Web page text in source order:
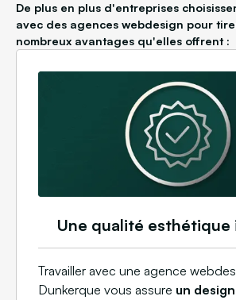
De plus en plus d'entreprises
avec des agences webdesign pour
nombreux avantages qu'elles offrent :
Une qualité esthétique
Travailler avec une agence
Dunkerque vous assure un design